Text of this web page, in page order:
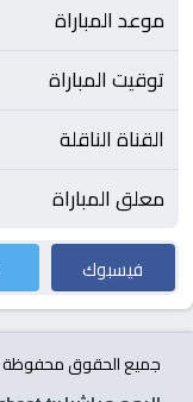
موعد المباراة
توقيت المباراة
القناة الناقلة
معلق المباراة
فيسبوك
جميع الحقوق محفوظة